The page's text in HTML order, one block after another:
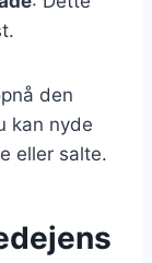
den
kan nyde
eller salte.